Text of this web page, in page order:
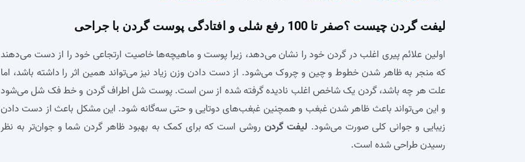
لیفت گردن چیست ؟صفر تا 100 رفع شلی و افتادگی پوست گردن با جراحی
اولین علائم پیری اغلب در گردن خود را نشان می‌دهد، زیرا پوست و ماهیچه‌ها خاصیت ارتجاعی خود را از دست می‌دهند
که منجر به ظاهر شدن خطوط و چین و چروک می‌شود. از دست دادن وزن زیاد نیز می‌تواند همین اثر را داشته باشد، اما
علت هر چه باشد، گردن یک شاخص اغلب نادیده گرفته شده از سن است. پوست شل اطراف گردن و خط فک شل می‌شود
و این می‌تواند باعث ظاهر شدن غبغب و همچنین غبغب‌های دوتایی و حتی سه‌گانه شود. این مشکل باعث از دست دادن
زیبایی و جوانی کلی صورت می‌شود. لیفت گردن روشی است که برای کمک به بهبود ظاهر گردن شما و جوان‌تر به نظر
رسیدن طراحی شده است.